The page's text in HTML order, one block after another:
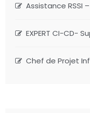
Assistance RSSI
EXPERT CI-CD-
Chef de Projet